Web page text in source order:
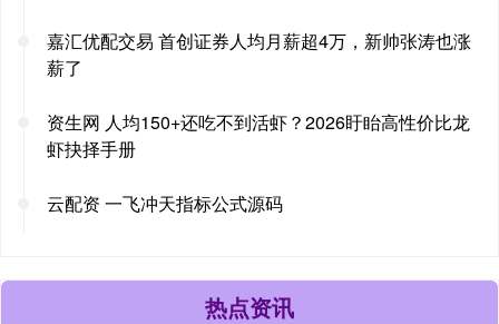
嘉汇优配交易 首创证券人均月薪超4万，新帅张涛也涨
薪了
资生网 人均150+还吃不到活虾？2026盱眙高性价比龙
虾抉择手册
云配资 一飞冲天指标公式源码
热点资讯